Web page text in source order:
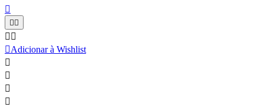

 
 
Adicionar à Wishlist



